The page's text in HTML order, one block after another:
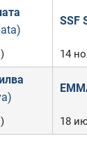
SSF
14
18